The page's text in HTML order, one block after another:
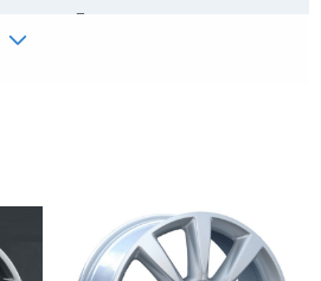
Диски литые
8,5